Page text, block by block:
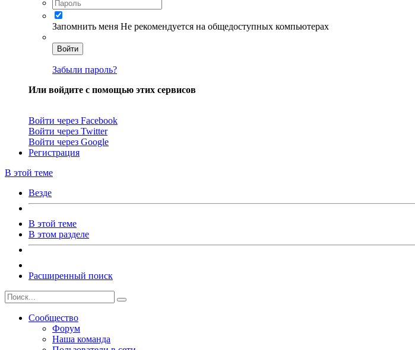
Запомнить меня Не рекомендуется на общедоступных компьютерах
Войти
Забыли пароль?
Или войдите с помощью этих сервисов
Войти через Facebook
Войти через Twitter
Войти через Google
Регистрация
В этой теме
Везде
В этой теме
В этом разделе
Расширенный поиск
Сообщество
Форум
Наша команда